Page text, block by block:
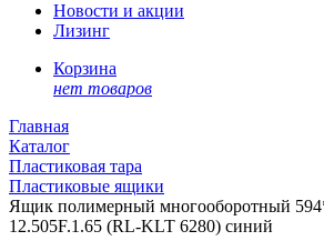
Новости и акции
Лизинг
Корзина
нет товаров
Главная
Каталог
Пластиковая тара
Пластиковые ящики
Ящик полимерный многооборотный
12.505F.1.65 (RL-KLT 6280) синий